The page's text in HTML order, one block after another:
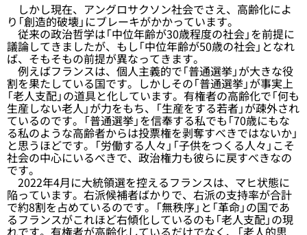
しかし現在、アングロサクソン社会でさえ、高齢化によ
り「創造的破壊」にブレーキがかかっています。
従来の政治哲学は「中位年齢が30歳程度の社会」を前提に
議論してきましたが、もし「中位年齢が50歳の社会」となれ
ば、そもそもの前提が異なってきます。
例えばフランスは、個人主義的で「普通選挙」が大きな役
割を果たしている国です。しかしその「普通選挙」が事実上
「老人支配」の道具と化しています。有権者の高齢化で「何も
生産しない老人」が力をもち、「生産をする若者」が疎外され
ているのです。「普通選挙」を信奉する私でも「70歳にもな
る私のような高齢者からは投票権を剥奪すべきではないか」
と思うほどです。「労働する人々」「子供をつくる人々」こそ
社会の中心にいるべきで、政治権力も彼らに戻すべきなの
です。
2022年4月に大統領選を控えるフランスは、マヒ状態に
陥っています。右派候補者ばかりで、右派の支持率が合計
で約8割を占めているのです。「無秩序」と「革命」の国であ
るフランスがこれほど右傾化しているのも「老人支配」の現